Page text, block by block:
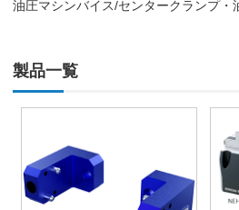
油圧マシンバイス/センタークランプ・
製品一覧